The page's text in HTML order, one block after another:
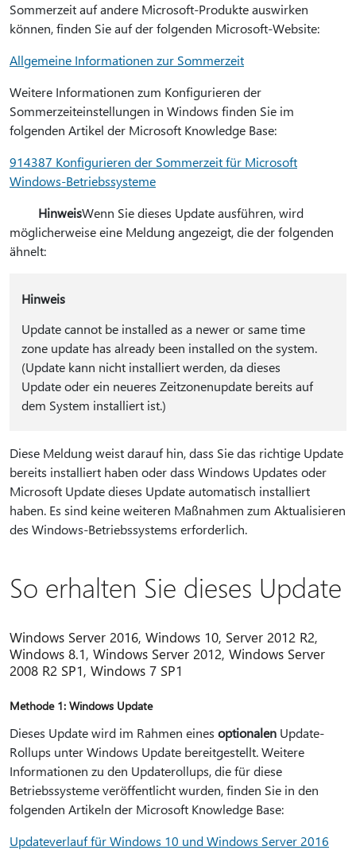
Sommerzeit auf andere Microsoft-Produkte auswirken
können, finden Sie auf der folgenden Microsoft-Website:
Allgemeine Informationen zur Sommerzeit
Weitere Informationen zum Konfigurieren der
Sommerzeiteinstellungen in Windows finden Sie im
folgenden Artikel der Microsoft Knowledge Base:
914387 Konfigurieren der Sommerzeit für Microsoft
Windows-Betriebssysteme
HinweisWenn Sie dieses Update ausführen, wird
möglicherweise eine Meldung angezeigt, die der folgenden
ähnelt:
Hinweis
Update cannot be installed as a newer or same time
zone update has already been installed on the system.
(Update kann nicht installiert werden, da dieses
Update oder ein neueres Zeitzonenupdate bereits auf
dem System installiert ist.)
Diese Meldung weist darauf hin, dass Sie das richtige Update
bereits installiert haben oder dass Windows Updates oder
Microsoft Update dieses Update automatisch installiert
haben. Es sind keine weiteren Maßnahmen zum Aktualisieren
des Windows-Betriebssystems erforderlich.
So erhalten Sie dieses Update
Windows Server 2016, Windows 10, Server 2012 R2,
Windows 8.1, Windows Server 2012, Windows Server
2008 R2 SP1, Windows 7 SP1
Methode 1: Windows Update
Dieses Update wird im Rahmen eines optionalen Update-
Rollups unter Windows Update bereitgestellt. Weitere
Informationen zu den Updaterollups, die für diese
Betriebssysteme veröffentlicht wurden, finden Sie in den
folgenden Artikeln der Microsoft Knowledge Base:
Updateverlauf für Windows 10 und Windows Server 2016